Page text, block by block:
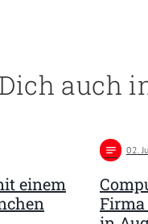
auch
einem
notes 02 .